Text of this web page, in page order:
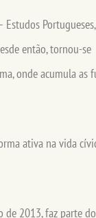
então, tornou-se
onde acumula as
ativa na vida
de 2013, faz parte do